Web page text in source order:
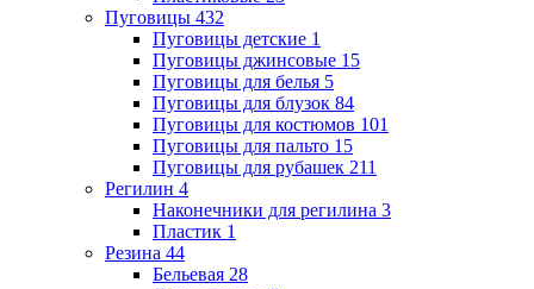
Пуговицы 432
Пуговицы детские 1
Пуговицы джинсовые 15
Пуговицы для белья 5
Пуговицы для блузок 84
Пуговицы для костюмов 101
Пуговицы для пальто 15
Пуговицы для рубашек 211
Регилин 4
Наконечники для регилина 3
Пластик 1
Резина 44
Бельевая 28